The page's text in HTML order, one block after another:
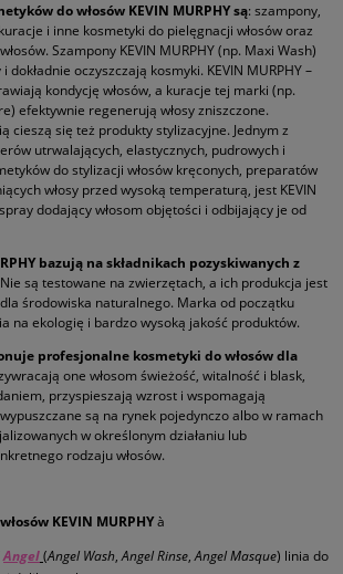
do włosów KEVIN MURPHY są: szampony,
i inne kosmetyki do pielęgnacji włosów oraz
Szampony KEVIN MURPHY (np. Maxi Wash)
dokładnie oczyszczają kosmyki. KEVIN MURPHY –
kondycję włosów, a kuracje tej marki (np.
) efektywnie regenerują włosy zniszczone.
cieszą się też produkty stylizacyjne. Jednym z
utrwalających, elastycznych, pudrowych i
do stylizacji włosów kręconych, preparatów
włosy przed wysoką temperaturą, jest KEVIN
dodający włosom objętości i odbijający je od
bazują na składnikach pozyskiwanych z
są testowane na zwierzętach, a ich produkcja jest
środowiska naturalnego. Marka od początku
na ekologię i bardzo wysoką jakość produktów.
profesjonalne kosmetyki do włosów dla
one włosom świeżość, witalność i blask,
przyspieszają wzrost i wspomagają
są na rynek pojedynczo albo w ramach
w określonym działaniu lub
rodzaju włosów.
KEVIN MURPHYà
Angel(Angel Wash,Angel Rinse,Angel Masque) linia do